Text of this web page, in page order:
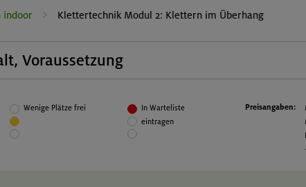
indoor Klettertechnik Modul 2: Klettern im Überhang
Voraussetzung
Bogenstellung, Eindrehen, Einpendeln,
dynamisches Klettern, Anwendung in
Kletterrouten
Wenige Plätze frei
In Warteliste
eintragen
Preisangaben: